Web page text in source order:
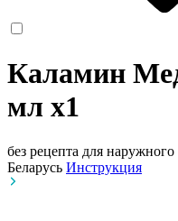
Каламин
мл x1
без рецепта для
Беларусь Инструкция